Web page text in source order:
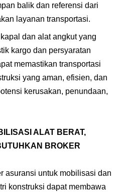
balik dan referensi dari
layanan transportasi.
dan alat angkut yang
kargo dan persyaratan
memastikan transportasi
yang aman, efisien, dan
kerusakan, penundaan,
ALAT BERAT,
BROKER
asuransi untuk mobilisasi dan
konstruksi dapat membawa